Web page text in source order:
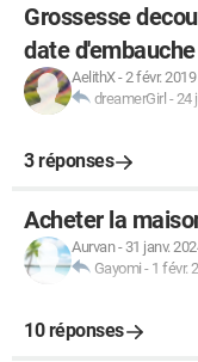
Grossesse
date d'embauche
AelithX-2 févr.
dreamerGirl -24
3 réponses
Acheter la
Aurvan- 31 janv.
Gayomi - 1 févr.
10 réponses